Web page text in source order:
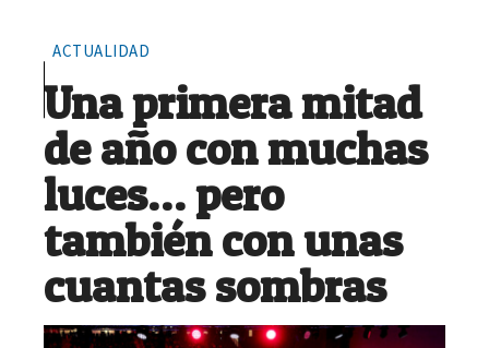
ACTUALIDAD
Una primera mitad
de año con muchas
luces… pero
también con unas
cuantas sombras